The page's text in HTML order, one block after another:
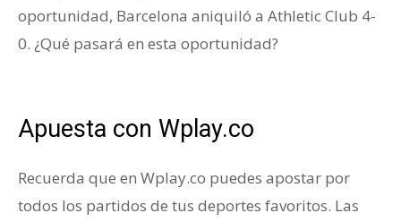
oportunidad, Barcelona aniquiló a Athletic Club 4-
0. ¿Qué pasará en esta oportunidad?
Apuesta con Wplay.co
Recuerda que en Wplay.co puedes apostar por
todos los partidos de tus deportes favoritos. Las